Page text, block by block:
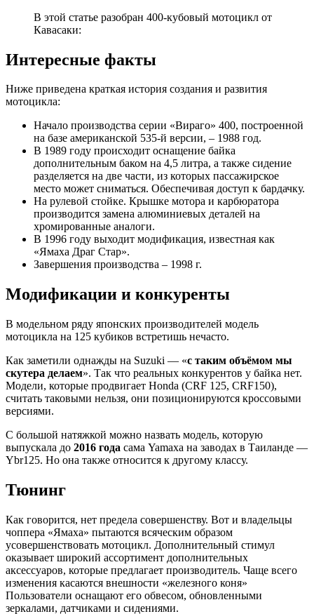
В этой статье разобран 400-кубовый мотоцикл от
Кавасаки:
Интересные факты
Ниже приведена краткая история создания и развития
мотоцикла:
Начало производства серии «Вираго» 400, построенной
на базе американской 535-й версии, – 1988 год.
В 1989 году происходит оснащение байка
дополнительным баком на 4,5 литра, а также сидение
разделяется на две части, из которых пассажирское
место может сниматься. Обеспечивая доступ к бардачку.
На рулевой стойке. Крышке мотора и карбюратора
производится замена алюминиевых деталей на
хромированные аналоги.
В 1996 году выходит модификация, известная как
«Ямаха Драг Стар».
Завершения производства – 1998 г.
Модификации и конкуренты
В модельном ряду японских производителей модель
мотоцикла на 125 кубиков встретишь нечасто.
Как заметили однажды на Suzuki — «с таким объёмом мы
скутера делаем». Так что реальных конкурентов у байка нет.
Модели, которые продвигает Honda (CRF 125, CRF150),
считать таковыми нельзя, они позиционируются кроссовыми
версиями.
С большой натяжкой можно назвать модель, которую
выпускала до 2016 года сама Yamaxa на заводах в Таиланде —
Ybr125. Но она также относится к другому классу.
Тюнинг
Как говорится, нет предела совершенству. Вот и владельцы
чоппера «Ямаха» пытаются всяческим образом
усовершенствовать мотоцикл. Дополнительный стимул
оказывает широкий ассортимент дополнительных
аксессуаров, которые предлагает производитель. Чаще всего
изменения касаются внешности «железного коня»
Пользователи оснащают его обвесом, обновленными
зеркалами, датчиками и сидениями.